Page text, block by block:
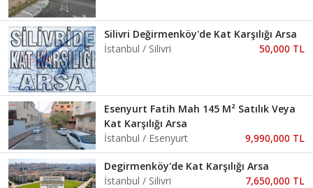
Silivri Değirmenköy'de Kat Karşılığı Arsa
İstanbul / Silivri
50,000 TL
Esenyurt Fatih Mah 145 M² Satılık Veya
Kat Karşılığı Arsa
İstanbul / Esenyurt
9,990,000 TL
Degirmenköy'de Kat Karşılığı Arsa
İstanbul / Silivri
7,650,000 TL